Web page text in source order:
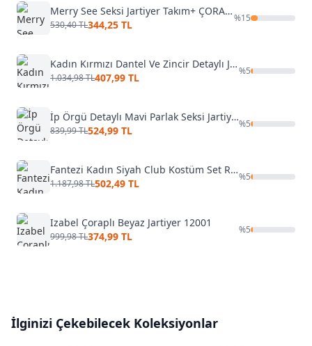
Merry See Seksi Jartiyer Takım+ ÇORAP HEDİYELİ
530,40 TL344,25 TL
%15
Kadın Kırmızı Dantel Ve Zincir Detaylı Jartiyer Takım Ruselin 2056
1.034,98 TL407,99 TL
%5
İp Örgü Detaylı Mavi Parlak Seksi Jartiyer Jesica Bella JB-15037
839,99 TL524,99 TL
%5
Fantezi Kadın Siyah Club Kostüm Set Real Passione 21098
1.187,98 TL502,49 TL
%5
Izabel Çoraplı Beyaz Jartiyer 12001
999,98 TL374,99 TL
%5
İlginizi Çekebilecek Koleksiyonlar